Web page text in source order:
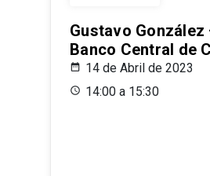
Gustavo González
Banco Central de
14 de Abril de 2023
14:00 a 15:30